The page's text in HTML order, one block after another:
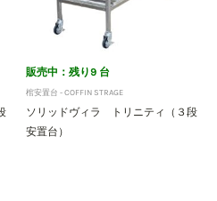
販売中：残り9 台
棺安置台 - COFFIN STRAGE
ソリッドヴィラ トリニティ（３段
安置台）